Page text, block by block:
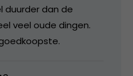
duurder dan de
veel oude dingen.